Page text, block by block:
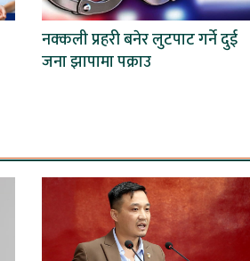
नक्कली प्रहरी बनेर लुटपाट गर्ने दुई
जना झापामा पक्राउ